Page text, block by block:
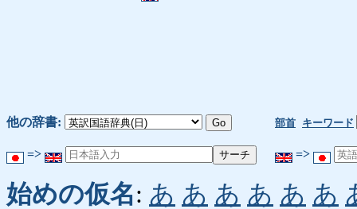
他の辞書: 部首 キーワード
=> =>
始めの仮名: あ あ あ あ あ あ